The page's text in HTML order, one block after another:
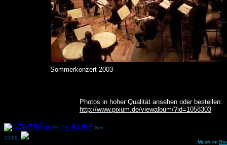
Sommerkonzert 2003
Photos in hoher Qualität ansehen oder bestellen:
http://www.pixum.de/viewalbum/?id=1058303
Seit
12/99.
Musik im